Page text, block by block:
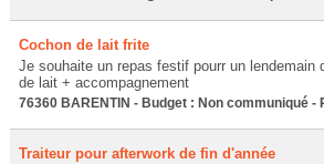
Cochon de lait frite
Je souhaite un repas festif pourr un lendemain
de lait + accompagnement
76360 BARENTIN - Budget : Non communiqué -
Traiteur pour afterwork de fin d'année